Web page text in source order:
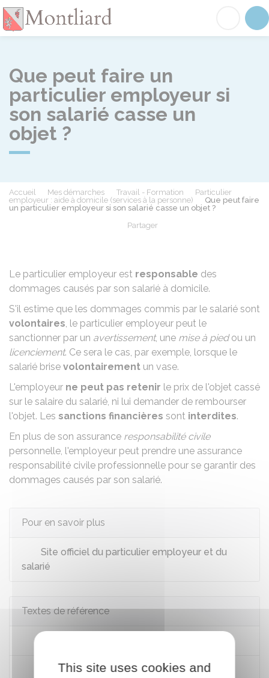
Que peut faire un
particulier employeur si
son salarié casse un
objet ?
Accueil Mes démarches Travail - Formation
Particulier
employeur : aide à domicile (services à la personne)
Que peut faire
un particulier employeur si son salarié casse un objet ?
Partager
Le particulier employeur est responsable des
dommages causés par son salarié à domicile.
S'il estime que les dommages commis par le salarié sont
volontaires, le particulier employeur peut le
sanctionner par un avertissement, une mise à piedou un
licenciement. Ce sera le cas, par exemple, lorsque le
salarié brise volontairement un vase.
L'employeur ne peut pas retenir le prix de l'objet cassé
sur le salaire du salarié, ni lui demander de rembourser
l'objet. Les sanctions financières sont interdites.
En plus de son assurance responsabilité civile
personnelle, l'employeur peut prendre une assurance
responsabilité civile professionnelle pour se garantir des
dommages causés par son salarié.
Pour en savoir plus
Site officiel du particulier employeur et du
salarié
Textes de référence
Code du travail : articles L1331-1 à L1331-2
This site uses cookies and